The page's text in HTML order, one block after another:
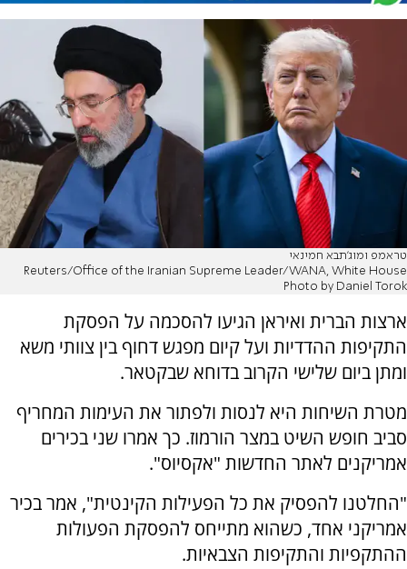
טראמפ ומוג'תבא חמינאי
Reuters/Office of the Iranian Supreme Leader/WANA, White House
Photo by Daniel Torok
ארצות הברית ואיראן הגיעו להסכמה על הפסקת
התקיפות ההדדיות ועל קיום מפגש דחוף בין צוותי משא
ומתן ביום שלישי הקרוב בדוחא שבקטאר.
מטרת השיחות היא לנסות ולפתור את העימות המחריף
סביב חופש השיט במצר הורמוז. כך אמרו שני בכירים
אמריקנים לאתר החדשות "אקסיוס".
"החלטנו להפסיק את כל הפעילות הקינטית", אמר בכיר
אמריקני אחד, כשהוא מתייחס להפסקת הפעולות
ההתקפיות והתקיפות הצבאיות.